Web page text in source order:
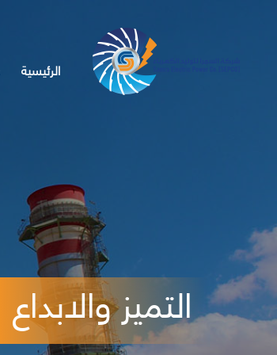
الرئيسية
التميز والابداع